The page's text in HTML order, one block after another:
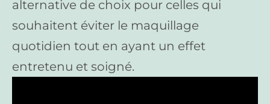
alternative de choix pour celles qui
souhaitent éviter le maquillage
quotidien tout en ayant un effet
entretenu et soigné.